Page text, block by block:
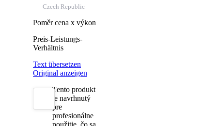
Czech Republic
Poměr cena x výkon
Preis-Leistungs-
Verhältnis
Text übersetzen
Original anzeigen
Tento produkt
je navrhnutý
pre
profesionálne
použitie, čo sa